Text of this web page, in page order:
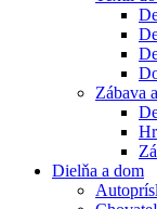
Zábava
Dielňa a dom